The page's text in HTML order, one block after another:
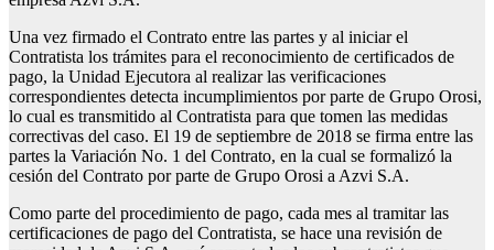
Una vez firmado el Contrato entre las partes y al iniciar el
Contratista los trámites para el reconocimiento de certificados de
pago, la Unidad Ejecutora al realizar las verificaciones
correspondientes detecta incumplimientos por parte de Grupo Orosi,
lo cual es transmitido al Contratista para que tomen las medidas
correctivas del caso. El 19 de septiembre de 2018 se firma entre las
partes la Variación No. 1 del Contrato, en la cual se formalizó la
cesión del Contrato por parte de Grupo Orosi a Azvi S.A.
Como parte del procedimiento de pago, cada mes al tramitar las
certificaciones de pago del Contratista, se hace una revisión de